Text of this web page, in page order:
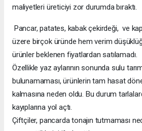
maliyetleri üreticiyi zor durumda bıraktı.
Pancar, patates, kabak çekirdeği, ve
üzere birçok üründe hem verim
ürünler beklenen fiyatlardan satılamadı.
Özellikle yaz aylarının sonunda sulu
bulunamaması, ürünlerin tam hasat
kalmasına neden oldu. Bu durum
kayıplarına yol açtı.
Çiftçiler, pancarda tonajın tutmaması